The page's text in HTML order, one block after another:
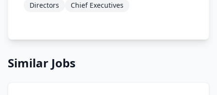
Directors Chief Executives
Similar Jobs